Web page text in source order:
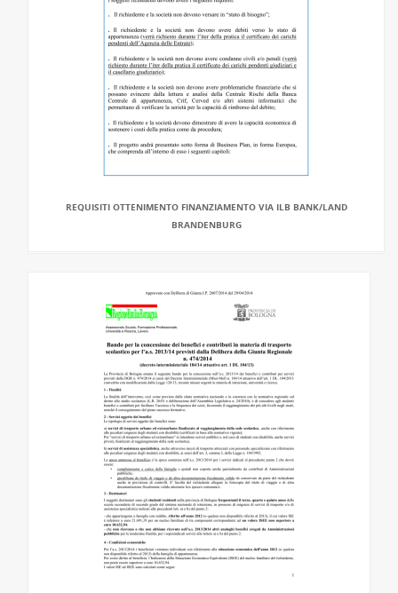
REQUISITI OTTENIMENTO FINANZIAMENTO VIA ILB BANK/LAND
BRANDENBURG